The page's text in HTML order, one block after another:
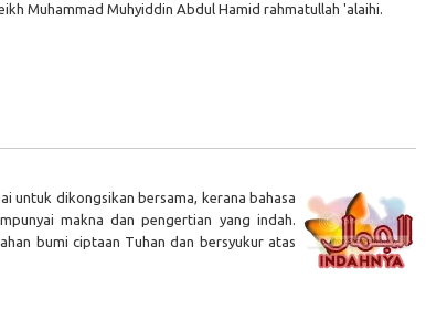
Muhammad Muhyiddin Abdul Hamid rahmatullah 'alaihi.
untuk dikongsikan bersama, kerana bahasa
makna dan pengertian yang indah.
bumi ciptaan Tuhan dan bersyukur atas